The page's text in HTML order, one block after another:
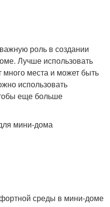
роль в создании
Лучше использовать
много места и может быть
использовать
еще больше
мини-дома
среды в мини-доме